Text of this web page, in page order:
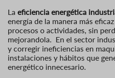
La eficiencia energética
energía de la manera más
procesos o actividades, sin
mejorandola. En el sector
y corregir ineficiencias en
instalaciones y hábitos que
energético innecesario.